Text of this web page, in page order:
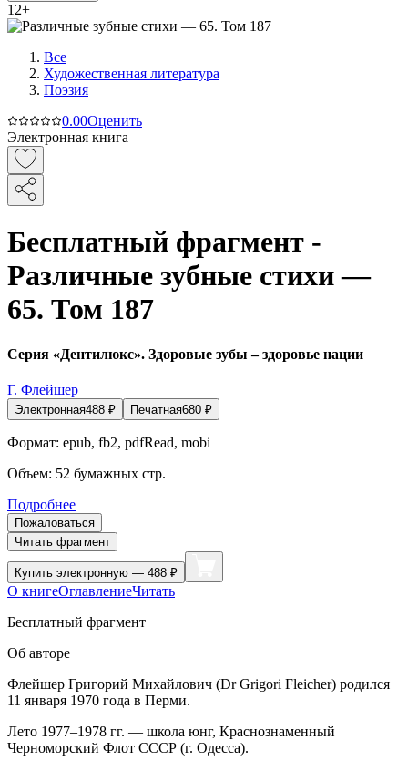
12+
Все
Художественная литература
Поэзия
0.00Оценить
Электронная книга
Бесплатный фрагмент -
Различные зубные стихи —
65. Том 187
Серия «Дентилюкс». Здоровые зубы – здоровье нации
Г. Флейшер
Электронная488 ₽ Печатная680 ₽
Формат: epub, fb2, pdfRead, mobi
Объем: 52 бумажных стр.
Подробнее
Пожаловаться
Читать фрагмент
Купить электронную — 488 ₽
О книгеОглавлениеЧитать
Бесплатный фрагмент
Об авторе
Флейшер Григорий Михайлович (Dr Grigori Fleicher) родился
11 января 1970 года в Перми.
Лето 1977–1978 гг. — школа юнг, Краснознаменный
Черноморский Флот СССР (г. Одесса).